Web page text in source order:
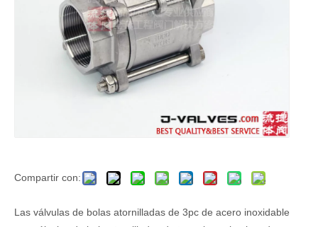
Compartir con:
Las válvulas de bolas atornilladas de 3pc de acero inoxidable